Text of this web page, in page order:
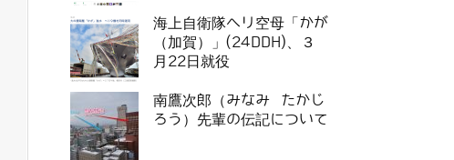
海上自衛隊ヘリ空母「かが
（加賀）」(24DDH)、３
月22日就役
南鷹次郎（みなみ たかじ
ろう）先輩の伝記について